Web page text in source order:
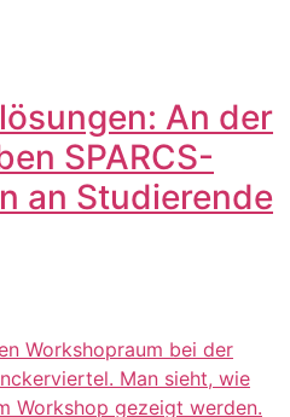
An der
SPARCS-
an Studierende